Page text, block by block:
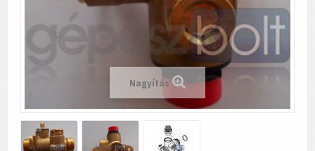
Nagyítás